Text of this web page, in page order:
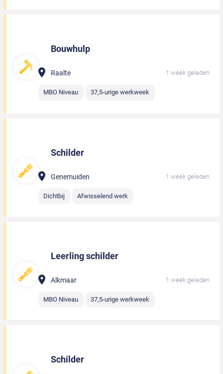
Bouwhulp
Raalte 1 week geleden
MBO Niveau 37,5-urige werkweek
Schilder
Genemuiden 1 week geleden
Dichtbij Afwisselend werk
Leerling schilder
Alkmaar 1 week geleden
MBO Niveau 37,5-urige werkweek
Schilder